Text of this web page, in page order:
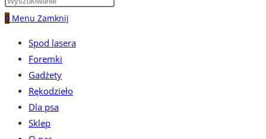
search
0 Menu Zamknij
Spod lasera
Foremki
Gadżety
Rękodzieło
Dla psa
Sklep